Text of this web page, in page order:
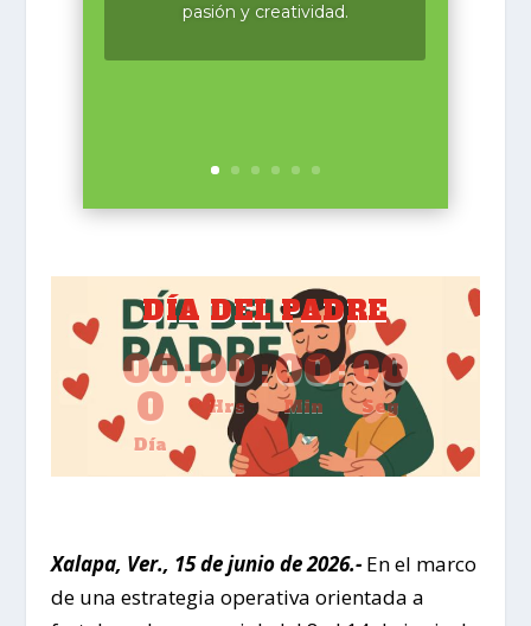
pasión y creatividad.
DÍA DEL PADRE
00
0
Día
:00
Hrs
:00
Min
:00
Seg
Xalapa, Ver., 15 de junio de 2026.- En el marco
de una estrategia operativa orientada a